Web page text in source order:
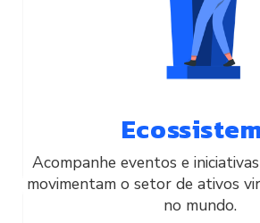
Acompanhe eventos e
movimentam o setor de ativos
no mundo.